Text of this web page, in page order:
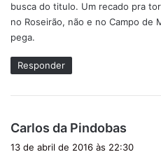
busca do titulo. Um recado pra
no Roseirão, não e no Campo de
pega.
Responder
Carlos da Pindobas
13 de abril de 2016 às 22:30